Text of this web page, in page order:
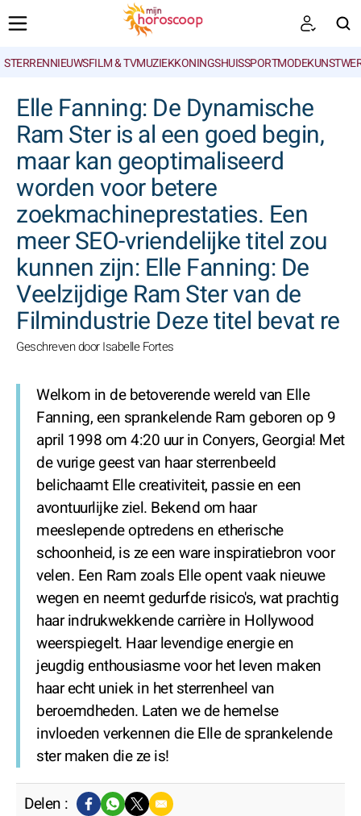
STERRENNIEUWSFILM & TVMUZIEKKONINGSHUISSPORTMODE
Elle Fanning: De Dynamische
Ram Ster is al een goed begin,
maar kan geoptimaliseerd
worden voor betere
zoekmachineprestaties. Een
meer SEO-vriendelijke titel zou
kunnen zijn: Elle Fanning: De
Veelzijdige Ram Ster van de
Filmindustrie Deze titel bevat re
Geschreven door Isabelle Fortes
Welkom in de betoverende wereld van Elle
Fanning, een sprankelende Ram geboren op 9
april 1998 om 4:20 uur in Conyers, Georgia! Met
de vurige geest van haar sterrenbeeld
belichaamt Elle creativiteit, passie en een
avontuurlijke ziel. Bekend om haar
meeslepende optredens en etherische
schoonheid, is ze een ware inspiratiebron voor
velen. Een Ram zoals Elle opent vaak nieuwe
wegen en neemt gedurfde risico's, wat prachtig
haar indrukwekkende carrière in Hollywood
weerspiegelt. Haar levendige energie en
jeugdig enthousiasme voor het leven maken
haar echt uniek in het sterrenheel van
beroemdheden. Laten we de hemelse
invloeden verkennen die Elle de sprankelende
ster maken die ze is!
Delen :